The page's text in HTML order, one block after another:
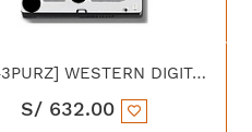
[WD43PURZ] WESTERN DIGITAL DISCO DURO 4TB, WD PURPLE 3.5" SURVEILLANCE HARD DRIVE
S/ 632.00